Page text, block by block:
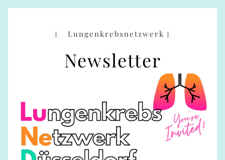
| Lungenkrebsnetzwerk |
Newsletter